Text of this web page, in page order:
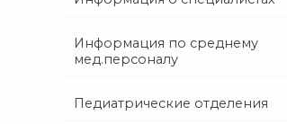
Информация по среднему
мед.персоналу
Педиатрические отделения